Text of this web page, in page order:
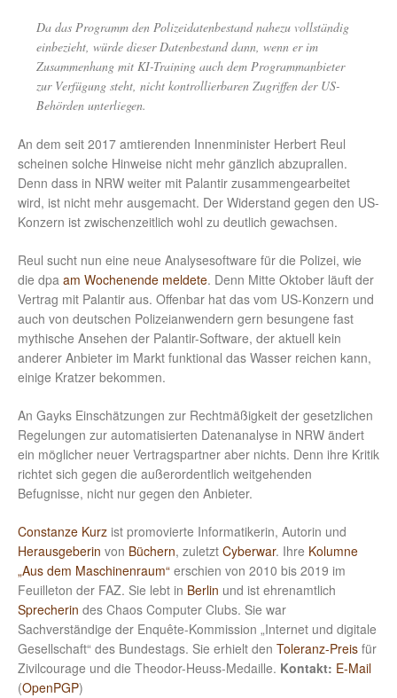
Da das Programm den Polizeidatenbestand nahezu vollständig
einbezieht, würde dieser Datenbestand dann, wenn er im
Zusammenhang mit KI-Training auch dem Programmanbieter
zur Verfügung steht, nicht kontrollierbaren Zugriffen der US-
Behörden unterliegen.
An dem seit 2017 amtierenden Innenminister Herbert Reul
scheinen solche Hinweise nicht mehr gänzlich abzuprallen.
Denn dass in NRW weiter mit Palantir zusammengearbeitet
wird, ist nicht mehr ausgemacht. Der Widerstand gegen den US-
Konzern ist zwischenzeitlich wohl zu deutlich gewachsen.
Reul sucht nun eine neue Analysesoftware für die Polizei, wie
die dpa am Wochenende meldete. Denn Mitte Oktober läuft der
Vertrag mit Palantir aus. Offenbar hat das vom US-Konzern und
auch von deutschen Polizeianwendern gern besungene fast
mythische Ansehen der Palantir-Software, der aktuell kein
anderer Anbieter im Markt funktional das Wasser reichen kann,
einige Kratzer bekommen.
An Gayks Einschätzungen zur Rechtmäßigkeit der gesetzlichen
Regelungen zur automatisierten Datenanalyse in NRW ändert
ein möglicher neuer Vertragspartner aber nichts. Denn ihre Kritik
richtet sich gegen die außerordentlich weitgehenden
Befugnisse, nicht nur gegen den Anbieter.
Constanze Kurz ist promovierte Informatikerin, Autorin und
Herausgeberin von Büchern, zuletzt Cyberwar. Ihre Kolumne
„Aus dem Maschinenraum“ erschien von 2010 bis 2019 im
Feuilleton der FAZ. Sie lebt in Berlin und ist ehrenamtlich
Sprecherin des Chaos Computer Clubs. Sie war
Sachverständige der Enquête-Kommission „Internet und digitale
Gesellschaft“ des Bundestags. Sie erhielt den Toleranz-Preis für
Zivilcourage und die Theodor-Heuss-Medaille. Kontakt: E-Mail
(OpenPGP)